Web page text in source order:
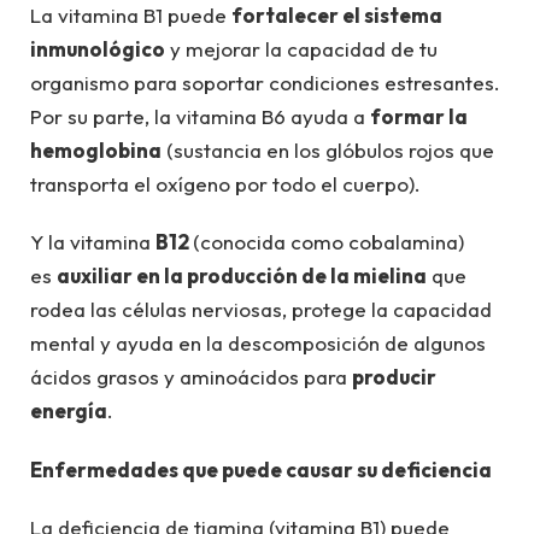
La vitamina B1 puede fortalecer el sistema
inmunológico y mejorar la capacidad de tu
organismo para soportar condiciones estresantes.
Por su parte, la vitamina B6 ayuda a formar la
hemoglobina (sustancia en los glóbulos rojos que
transporta el oxígeno por todo el cuerpo).
Y la vitamina B12(conocida como cobalamina)
es auxiliar en la producción de la mielina que
rodea las células nerviosas, protege la capacidad
mental y ayuda en la descomposición de algunos
ácidos grasos y aminoácidos para producir
energía.
Enfermedades que puede causar su deficiencia
La deficiencia de tiamina (vitamina B1) puede